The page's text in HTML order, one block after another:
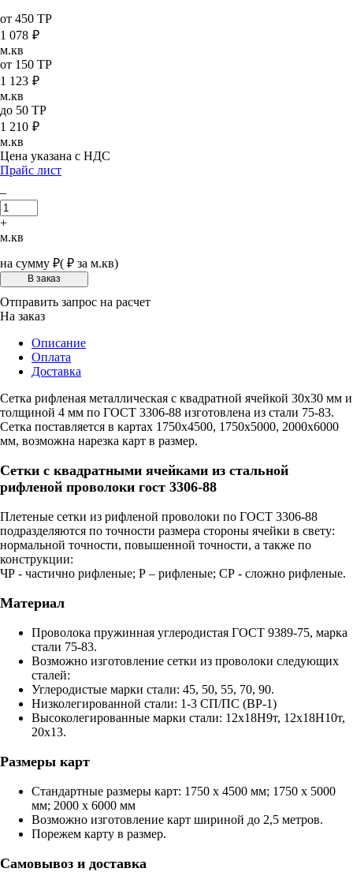
от 450 ТР
1 078 ₽
м.кв
от 150 ТР
1 123 ₽
м.кв
до 50 ТР
1 210 ₽
м.кв
Цена указана с НДС
Прайс лист
–
+
м.кв
на сумму ₽( ₽ за м.кв)
Отправить запрос на расчет
На заказ
Описание
Оплата
Доставка
Сетка рифленая металлическая с квадратной ячейкой 30х30 мм и
толщиной 4 мм по ГОСТ 3306-88 изготовлена из стали 75-83.
Сетка поставляется в картах 1750х4500, 1750х5000, 2000х6000
мм, возможна нарезка карт в размер.
Сетки с квадратными ячейками из стальной
рифленой проволоки гост 3306-88
Плетеные сетки из рифленой проволоки по ГОСТ 3306-88
подразделяются по точности размера стороны ячейки в свету:
нормальной точности, повышенной точности, а также по
конструкции:
ЧР - частично рифленые; Р – рифленые; СР - сложно рифленые.
Материал
Проволока пружинная углеродистая ГОСТ 9389-75, марка
стали 75-83.
Возможно изготовление сетки из проволоки следующих
сталей:
Углеродистые марки стали: 45, 50, 55, 70, 90.
Низколегированной стали: 1-3 СП/ПС (ВР-1)
Высоколегированные марки стали: 12х18H9т, 12х18H10т,
20х13.
Размеры карт
Стандартные размеры карт: 1750 х 4500 мм; 1750 х 5000
мм; 2000 х 6000 мм
Возможно изготовление карт шириной до 2,5 метров.
Порежем карту в размер.
Самовывоз и доставка